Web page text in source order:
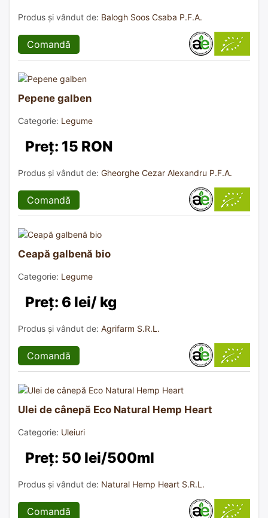
Produs și vândut de: Balogh Soos Csaba P.F.A.
Comandă
Pepene galben
Categorie: Legume
Preț: 15 RON
Produs și vândut de: Gheorghe Cezar Alexandru P.F.A.
Comandă
Ceapă galbenă bio
Categorie: Legume
Preț: 6 lei/ kg
Produs și vândut de: Agrifarm S.R.L.
Comandă
Ulei de cânepă Eco Natural Hemp Heart
Categorie: Uleiuri
Preț: 50 lei/500ml
Produs și vândut de: Natural Hemp Heart S.R.L.
Comandă